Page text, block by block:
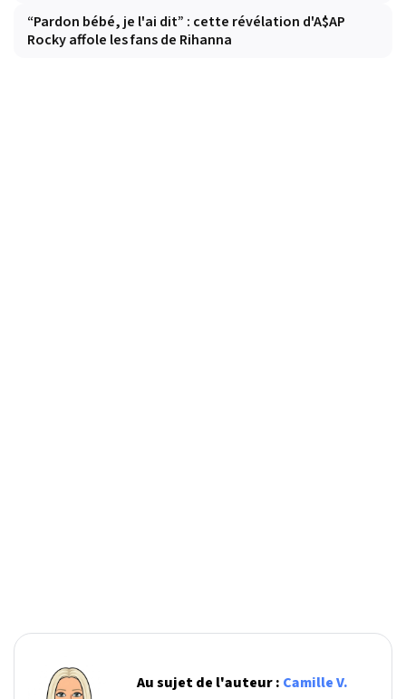
“Pardon bébé, je l'ai dit” : cette révélation d'A$AP
Rocky affole les fans de Rihanna
Au sujet de l'auteur : Camille V.